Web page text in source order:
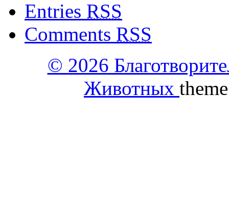
Entries RSS
Comments RSS
© 2026
Животных